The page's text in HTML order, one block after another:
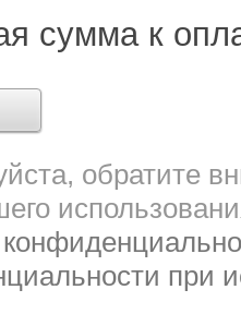
сумма к
обратите
при